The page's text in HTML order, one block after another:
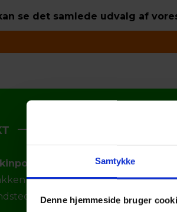
Samtykke
Denne hjemmeside bruger
se det samlede udvalg af
ApS
7, Starup